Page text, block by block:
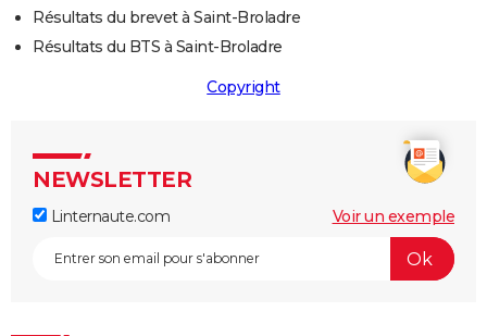
Résultats du brevet à Saint-Broladre
Résultats du BTS à Saint-Broladre
Copyright
NEWSLETTER
Linternaute.com Voir un exemple